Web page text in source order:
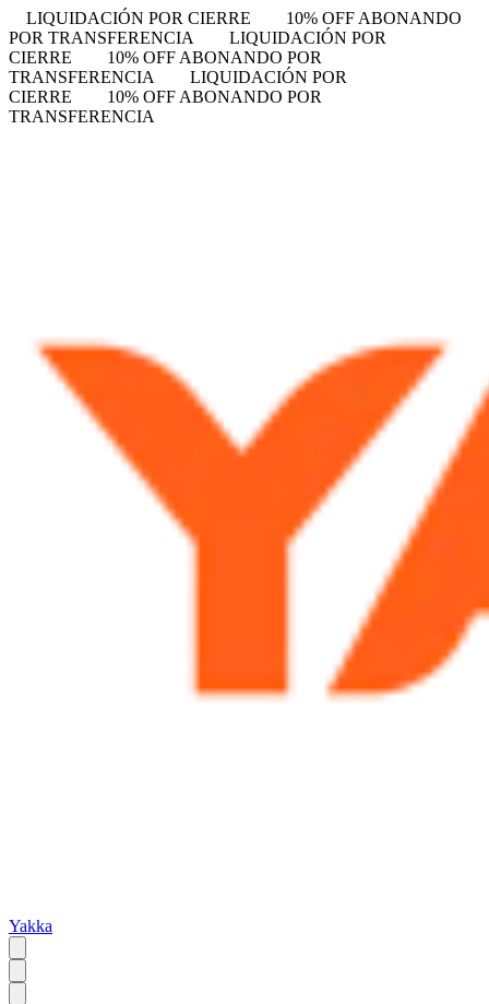
LIQUIDACIÓN POR CIERRE
10% OFF ABONANDO
POR TRANSFERENCIA
LIQUIDACIÓN POR
CIERRE
10% OFF ABONANDO POR
TRANSFERENCIA
LIQUIDACIÓN POR
CIERRE
10% OFF ABONANDO POR
TRANSFERENCIA
Yakka